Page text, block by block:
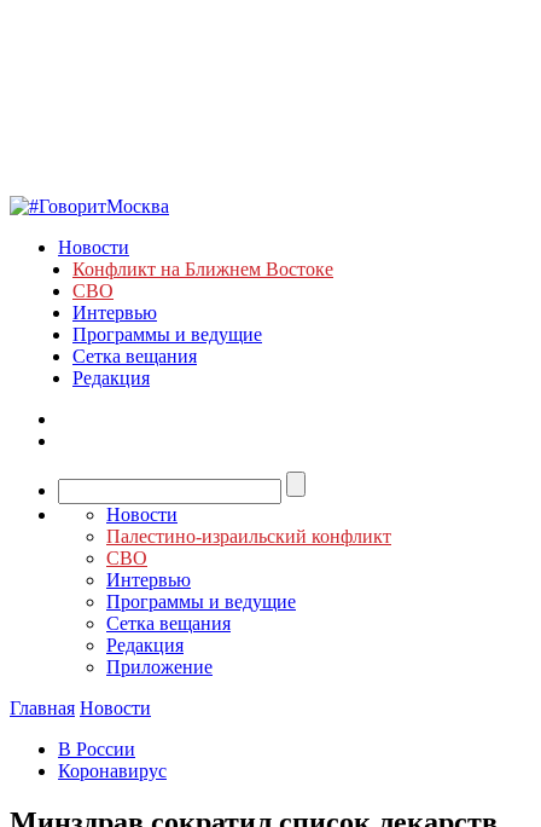
Новости
Конфликт на Ближнем Востоке
СВО
Интервью
Программы и ведущие
Сетка вещания
Редакция
Новости
Палестино-израильский конфликт
СВО
Интервью
Программы и ведущие
Сетка вещания
Редакция
Приложение
Главная Новости
В России
Коронавирус